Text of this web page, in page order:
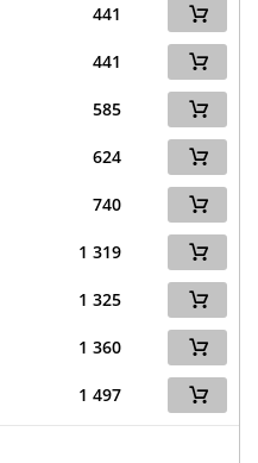
441
441
585
624
740
1 319
1 325
1 360
1 497